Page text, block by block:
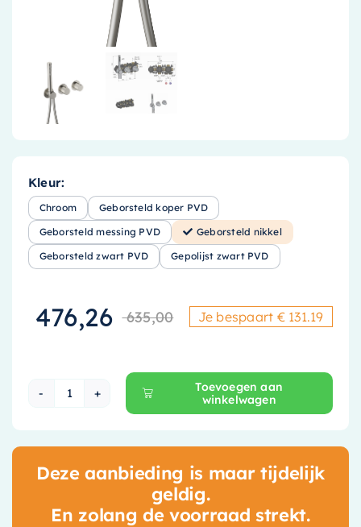
Kleur:
Chroom Geborsteld koper PVD
Geborsteld messing PVD Geborsteld nikkel
Geborsteld zwart PVD Gepolijst zwart PVD
635,00
476,26 Huidige prijs
Je bespaart € 131.19
Hotbath Ace Afbouwdeel Inbouwthermostaat
Toevoegen aan
winkelwagen
Deze aanbieding is maar tijdelijk
geldig.
En zolang de voorraad strekt.